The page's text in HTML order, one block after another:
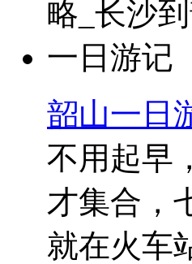
韶山一日
不用起早
才集合，
就在火车